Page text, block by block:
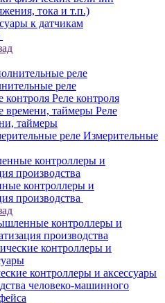
тока и т.п.)
к датчикам
реле
Реле контроля
Реле
таймеры
Измерительные
контроллеры и
производства
контроллеры и
производства
контроллеры и аксессуары